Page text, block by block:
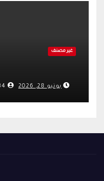
غير مصنف
يونيو 28, 2026